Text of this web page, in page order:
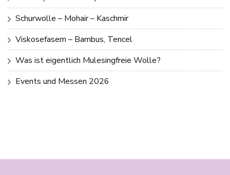
Schurwolle – Mohair – Kaschmir
Viskosefasern – Bambus, Tencel
Was ist eigentlich Mulesingfreie Wolle?
Events und Messen 2026